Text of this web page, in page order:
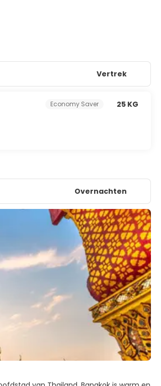
Vertrek
Economy Saver 25 KG
Overnachten